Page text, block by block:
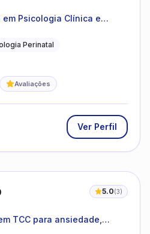
em Psicologia Clínica e
Perinatal
Avaliações
Ver Perfil
5.0(3)
TCC para ansiedade,